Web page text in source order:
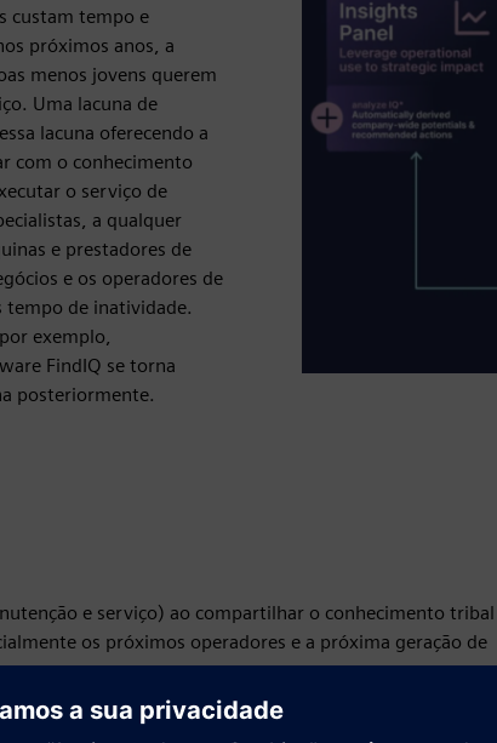
custam tempo e
próximos anos, a
menos jovens querem
Uma lacuna de
lacuna oferecendo a
com o conhecimento
o serviço de
a qualquer
e prestadores de
e os operadores de
tempo de inatividade.
exemplo,
FindIQ se torna
posteriormente.
e serviço) ao compartilhar o conhecimento tribal
os próximos operadores e a próxima geração de
de inatividade na produção por meio de reações mais